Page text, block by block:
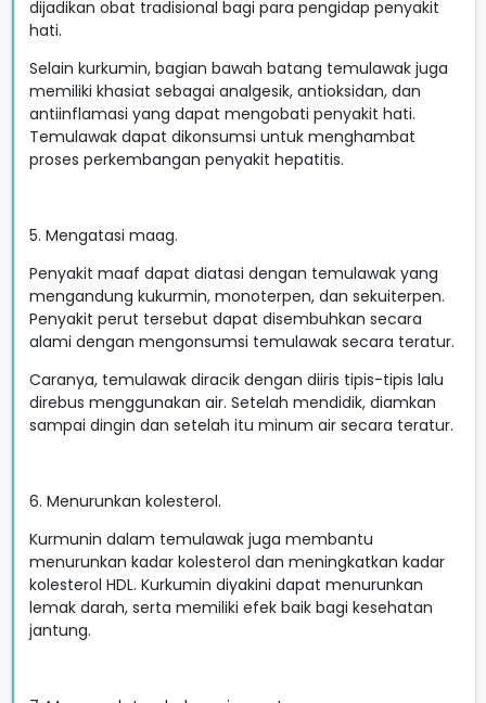
dijadikan obat tradisional bagi para pengidap penyakit
hati.
Selain kurkumin, bagian bawah batang temulawak juga
memiliki khasiat sebagai analgesik, antioksidan, dan
antiinflamasi yang dapat mengobati penyakit hati.
Temulawak dapat dikonsumsi untuk menghambat
proses perkembangan penyakit hepatitis.
5. Mengatasi maag.
Penyakit maaf dapat diatasi dengan temulawak yang
mengandung kukurmin, monoterpen, dan sekuiterpen.
Penyakit perut tersebut dapat disembuhkan secara
alami dengan mengonsumsi temulawak secara teratur.
Caranya, temulawak diracik dengan diiris tipis-tipis lalu
direbus menggunakan air. Setelah mendidik, diamkan
sampai dingin dan setelah itu minum air secara teratur.
6. Menurunkan kolesterol.
Kurmunin dalam temulawak juga membantu
menurunkan kadar kolesterol dan meningkatkan kadar
kolesterol HDL. Kurkumin diyakini dapat menurunkan
lemak darah, serta memiliki efek baik bagi kesehatan
jantung.